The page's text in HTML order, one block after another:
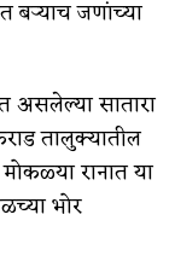
बऱ्याच जणांच्या
असलेल्या सातारा
तालुक्यातील
रानात या
भोर